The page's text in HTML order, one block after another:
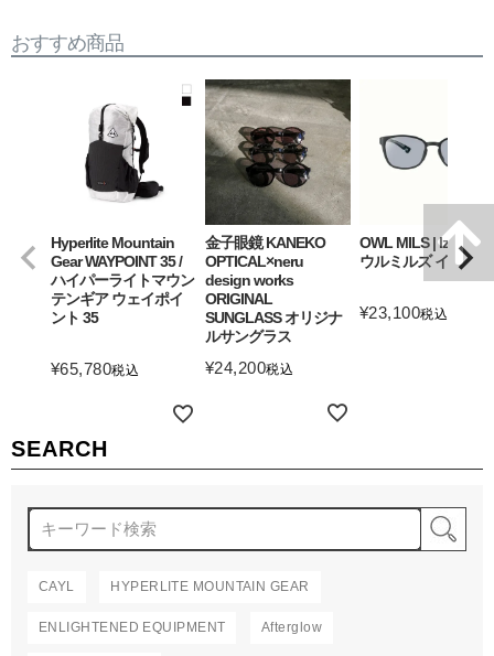
SEARCH
CAYL HYPERLITE MOUNTAIN GEAR
ENLIGHTENED EQUIPMENT Afterglow
おすすめ商品
Hyperlite Mountain
Gear WAYPOINT 35 /
ハイパーライトマウン
テンギア ウェイポイ
ント 35
¥65,780税込
金子眼鏡 KANEKO
OPTICAL×neru
design works
ORIGINAL
SUNGLASS オリジナ
ルサングラス
¥24,200税込
OWL MILS | Izanagi
ウルミルズ イザナギ
¥23,100税込